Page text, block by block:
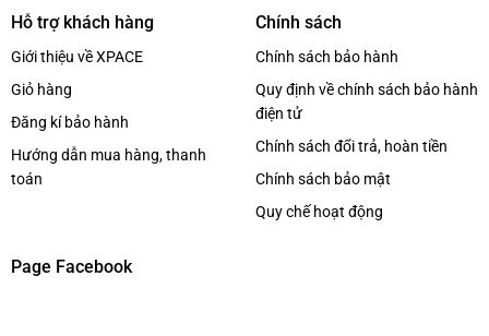
Hỗ trợ khách hàng
Giới thiệu về XPACE
Giỏ hàng
Đăng kí bảo hành
Hướng dẫn mua hàng, thanh
toán
Chính sách
Chính sách bảo hành
Quy định về chính sách bảo hành
điện tử
Chính sách đổi trả, hoàn tiền
Chính sách bảo mật
Quy chế hoạt động
Page Facebook